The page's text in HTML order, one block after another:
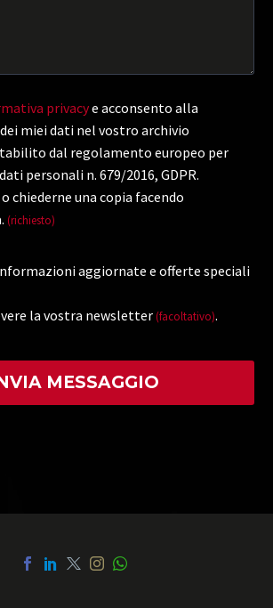
privacye acconsento alla
miei dati nel vostro archivio
dal regolamento europeo per
personali n. 679/2016, GDPR.
chiederne una copia facendo
(richiesto)
aggiornate e offerte speciali
la vostra newsletter (facoltativo).